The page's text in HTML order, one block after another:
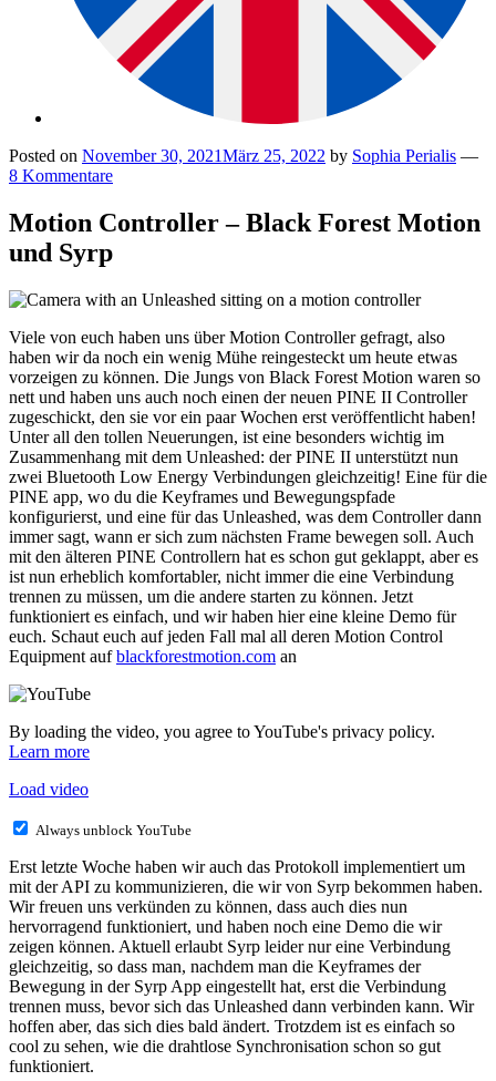
Posted on November 30, 2021März 25, 2022 by Sophia Perialis —
8 Kommentare
Motion Controller – Black Forest Motion
und Syrp
Viele von euch haben uns über Motion Controller gefragt, also
haben wir da noch ein wenig Mühe reingesteckt um heute etwas
vorzeigen zu können. Die Jungs von Black Forest Motion waren so
nett und haben uns auch noch einen der neuen PINE II Controller
zugeschickt, den sie vor ein paar Wochen erst veröffentlicht haben!
Unter all den tollen Neuerungen, ist eine besonders wichtig im
Zusammenhang mit dem Unleashed: der PINE II unterstützt nun
zwei Bluetooth Low Energy Verbindungen gleichzeitig! Eine für die
PINE app, wo du die Keyframes und Bewegungspfade
konfigurierst, und eine für das Unleashed, was dem Controller dann
immer sagt, wann er sich zum nächsten Frame bewegen soll. Auch
mit den älteren PINE Controllern hat es schon gut geklappt, aber es
ist nun erheblich komfortabler, nicht immer die eine Verbindung
trennen zu müssen, um die andere starten zu können. Jetzt
funktioniert es einfach, und wir haben hier eine kleine Demo für
euch. Schaut euch auf jeden Fall mal all deren Motion Control
Equipment aufblackforestmotion.com an
By loading the video, you agree to YouTube's privacy policy.
Learn more
Load video
Always unblock YouTube
Erst letzte Woche haben wir auch das Protokoll implementiert um
mit der API zu kommunizieren, die wir von Syrp bekommen haben.
Wir freuen uns verkünden zu können, dass auch dies nun
hervorragend funktioniert, und haben noch eine Demo die wir
zeigen können. Aktuell erlaubt Syrp leider nur eine Verbindung
gleichzeitig, so dass man, nachdem man die Keyframes der
Bewegung in der Syrp App eingestellt hat, erst die Verbindung
trennen muss, bevor sich das Unleashed dann verbinden kann. Wir
hoffen aber, das sich dies bald ändert. Trotzdem ist es einfach so
cool zu sehen, wie die drahtlose Synchronisation schon so gut
funktioniert.